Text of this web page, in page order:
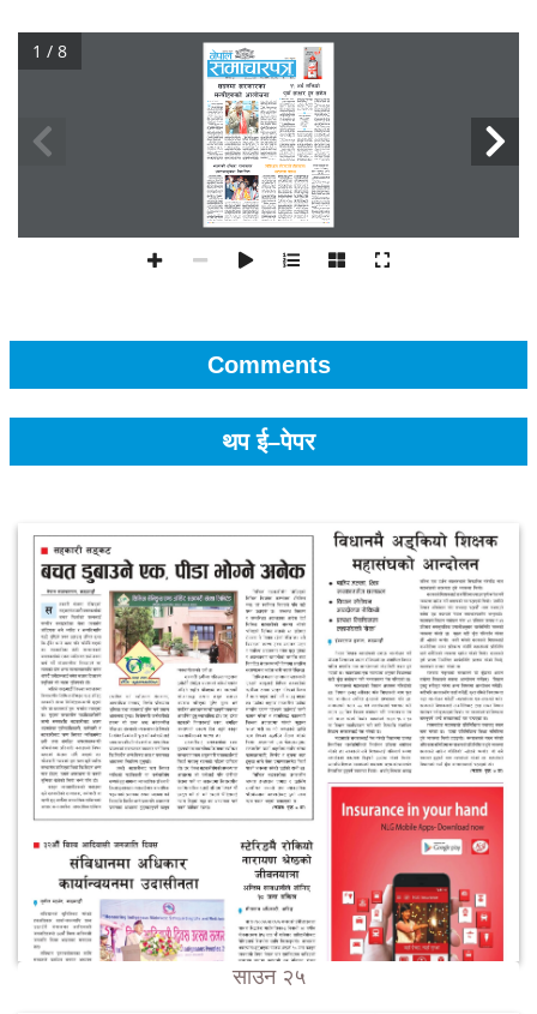
1 / 8
Comments
थप ई–पेपर
साउन २५